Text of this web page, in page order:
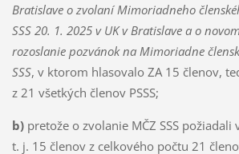
Bratislave o zvolaní Mimoriadneho
SSS 20. 1. 2025 v UK v Bratislave a o
rozoslanie pozvánok na Mimoriadne
SSS, v ktorom hlasovalo ZA 15 členov,
z 21 všetkých členov PSSS;
b) pretože o zvolanie MČZ SSS
t. j. 15 členov z celkového počtu 21